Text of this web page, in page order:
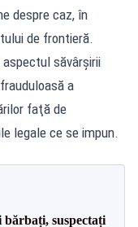
despre caz, în
de frontieră.
săvârşirii
a
faţă de
legale ce se impun.
suspectați